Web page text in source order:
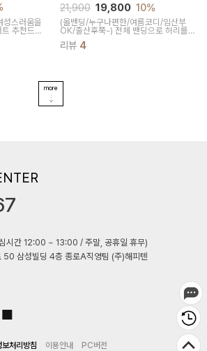
성스러움을
추천드려
21,900 19,800 10%
(올밴딩/누구나편한/여름코디/임산부
OK/출산후쭉-) 전체 밴딩으로 허리를
안정감 있게 잡아주어 불편하지 않으면
서 4단 캉캉 프릴 디자인이 여성스럽고
리뷰 4
more
시간 12:00 ~ 13:00 / 주말, 공휴일 휴무)
50 삼성빌딩 4층 종로A직영팀 (주)해피텐
보처리방침 이용안내 PC버전